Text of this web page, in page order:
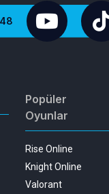
Popüler
Oyunlar
Rise Online
Knight Online
Valorant